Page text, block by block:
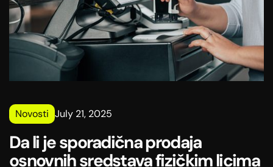
Novosti July 21, 2025
Da li je sporadična prodaja
osnovnih sredstava fizičkim licima